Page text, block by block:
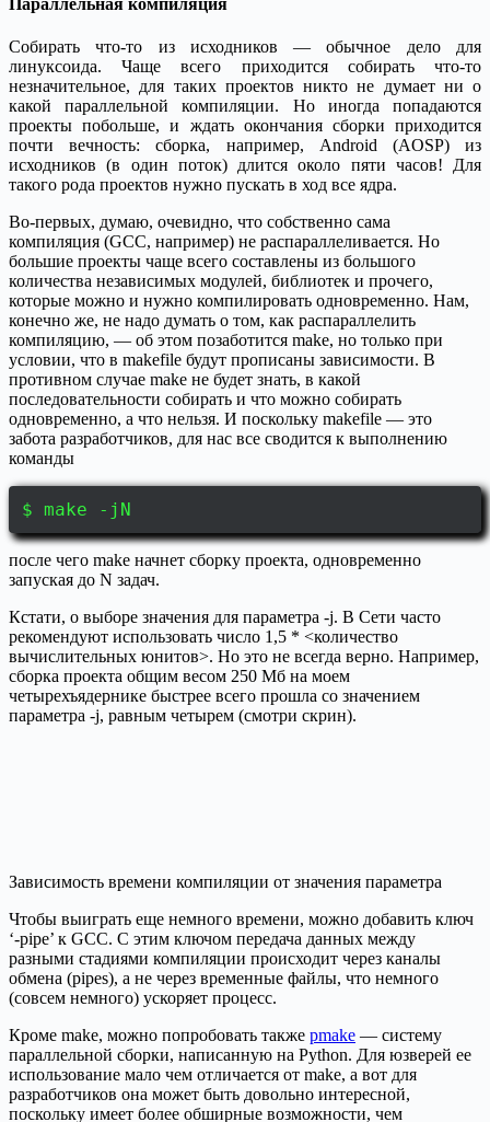
Параллельная компиляция
Собирать что-то из исходников — обычное дело для
линуксоида. Чаще всего приходится собирать что-то
незначительное, для таких проектов никто не думает ни о
какой параллельной компиляции. Но иногда попадаются
проекты побольше, и ждать окончания сборки приходится
почти вечность: сборка, например, Android (AOSP) из
исходников (в один поток) длится около пяти часов! Для
такого рода проектов нужно пускать в ход все ядра.
Во-первых, думаю, очевидно, что собственно сама
компиляция (GCC, например) не распараллеливается. Но
большие проекты чаще всего составлены из большого
количества независимых модулей, библиотек и прочего,
которые можно и нужно компилировать одновременно. Нам,
конечно же, не надо думать о том, как распараллелить
компиляцию, — об этом позаботится make, но только при
условии, что в makefile будут прописаны зависимости. В
противном случае make не будет знать, в какой
последовательности собирать и что можно собирать
одновременно, а что нельзя. И поскольку makefile — это
забота разработчиков, для нас все сводится к выполнению
команды
$ make -jN
после чего make начнет сборку проекта, одновременно
запуская до N задач.
Кстати, о выборе значения для параметра -j. В Сети часто
рекомендуют использовать число 1,5 * <количество
вычислительных юнитов>. Но это не всегда верно. Например,
сборка проекта общим весом 250 Мб на моем
четырехъядернике быстрее всего прошла со значением
параметра -j, равным четырем (смотри скрин).
Зависимость времени компиляции от значения параметра
Чтобы выиграть еще немного времени, можно добавить ключ
‘-pipe’ к GCC. С этим ключом передача данных между
разными стадиями компиляции происходит через каналы
обмена (pipes), а не через временные файлы, что немного
(совсем немного) ускоряет процесс.
Кроме make, можно попробовать также pmake — систему
параллельной сборки, написанную на Python. Для юзверей ее
использование мало чем отличается от make, а вот для
разработчиков она может быть довольно интересной,
поскольку имеет более обширные возможности, чем